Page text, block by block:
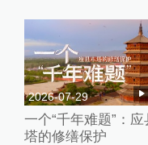
2026-07-29
一个“千年难题”：应
塔的修缮保护